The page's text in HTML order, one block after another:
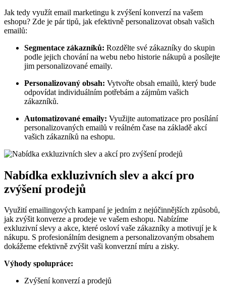
Jak tedy využít email marketingu k zvýšení konverzí na vašem
eshopu? Zde je pár tipů, jak efektivně personalizovat obsah vašich
emailů:
Segmentace zákazníků: Rozdělte své zákazníky do skupin
podle jejich chování na webu nebo historie nákupů a posílejte
jim personalizované emaily.
Personalizovaný obsah: Vytvořte obsah emailů, který bude
odpovídat individuálním potřebám a zájmům vašich
zákazníků.
Automatizované emaily: Využijte automatizace pro posílání
personalizovaných emailů v reálném čase na základě akcí
vašich zákazníků na eshopu.
Nabídka exkluzivních slev a akcí pro
zvýšení prodejů
Využití emailingových kampaní je jedním z nejúčinnějších způsobů,
jak zvýšit konverze a prodeje ve vašem eshopu. Nabízíme
exkluzivní slevy a akce, které osloví vaše zákazníky a motivují je k
nákupu. S profesionálním designem a personalizovaným obsahem
dokážeme efektivně zvýšit vaši konverzní míru a zisky.
Výhody spolupráce:
Zvýšení konverzí a prodejů